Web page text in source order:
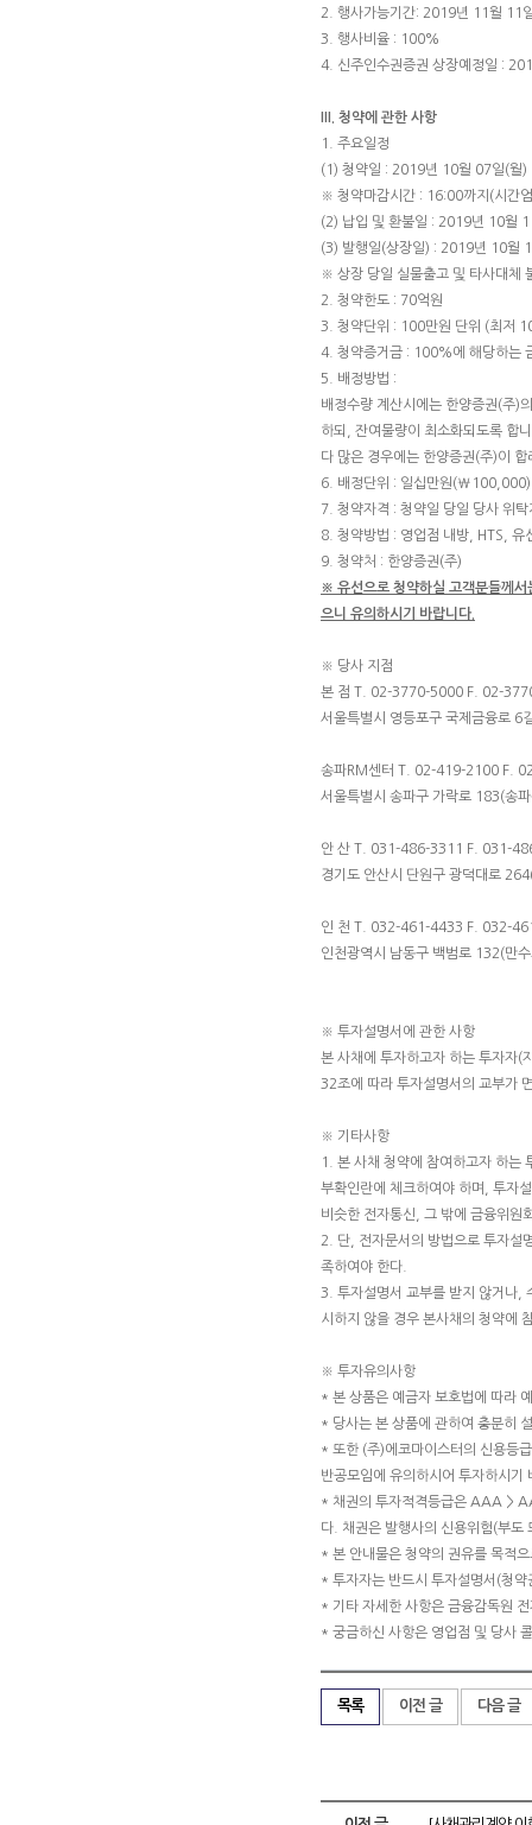
2. 행사가능기간: 2019년 11월 11
3. 행사비율 : 100%
4. 신주인수권증권 상장예정일 :
III. 청약에 관한 사항
1. 주요일정
(1) 청약일 : 2019년 10월 07일(월
※ 청약마감시간 : 16:00까지(시간
(2) 납입 및 환불일 : 2019년 10월
(3) 발행일(상장일) : 2019년 10월
※ 상장 당일 실물출고 및 타사대체
2. 청약한도 : 70억원
3. 청약단위 : 100만원 단위 (최저
4. 청약증거금 : 100%에 해당하는
5. 배정방법 :
배정수량 계산시에는 한양증권(주)
하되, 잔여물량이 최소화되도록 합
다 많은 경우에는 한양증권(주)이
6. 배정단위 : 일십만원(₩100,000)
7. 청약자격 : 청약일 당일 당사 위
8. 청약방법 : 영업점 내방, HTS, 유
9. 청약처 : 한양증권(주)
※ 유선으로 청약하실 고객분들께
으니 유의하시기 바랍니다.
※ 당사 지점
본 점 T. 02-3770-5000 F. 02-
서울특별시 영등포구 국제금융로 6
송파RM센터 T. 02-419-2100 F.
서울특별시 송파구 가락로 183(송
안 산 T. 031-486-3311 F. 031-
경기도 안산시 단원구 광덕대로
인 천 T. 032-461-4433 F. 032-
인천광역시 남동구 백범로 132(만
※ 투자설명서에 관한 사항
본 사채에 투자하고자 하는 투자자(
32조에 따라 투자설명서의 교부가
※ 기타사항
1. 본 사채 청약에 참여하고자 하는
부확인란에 체크하여야 하며, 투자
비슷한 전자통신, 그 밖에 금융위원
2. 단, 전자문서의 방법으로 투자설
족하여야 한다.
3. 투자설명서 교부를 받지 않거나,
시하지 않을 경우 본사채의 청약에
※ 투자유의사항
* 본 상품은 예금자 보호법에 따라
* 당사는 본 상품에 관하여 충분히
* 또한 (주)에코마이스터의 신용등
반공모임에 유의하시어 투자하시기
* 채권의 투자적격등급은 AAA >
다. 채권은 발행사의 신용위험(부도
* 본 안내물은 청약의 권유를 목적
* 투자자는 반드시 투자설명서(청
* 기타 자세한 사항은 금융감독원
* 궁금하신 사항은 영업점 및 당사
목록 이전 글 다음 글